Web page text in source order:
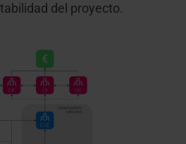
del proyecto.